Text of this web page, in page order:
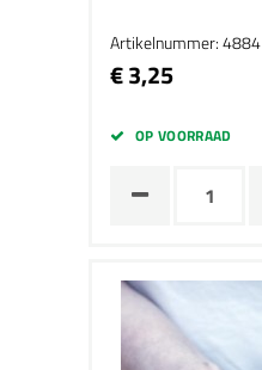
Artikelnummer: 4884
€ 3,25
OP VOORRAAD